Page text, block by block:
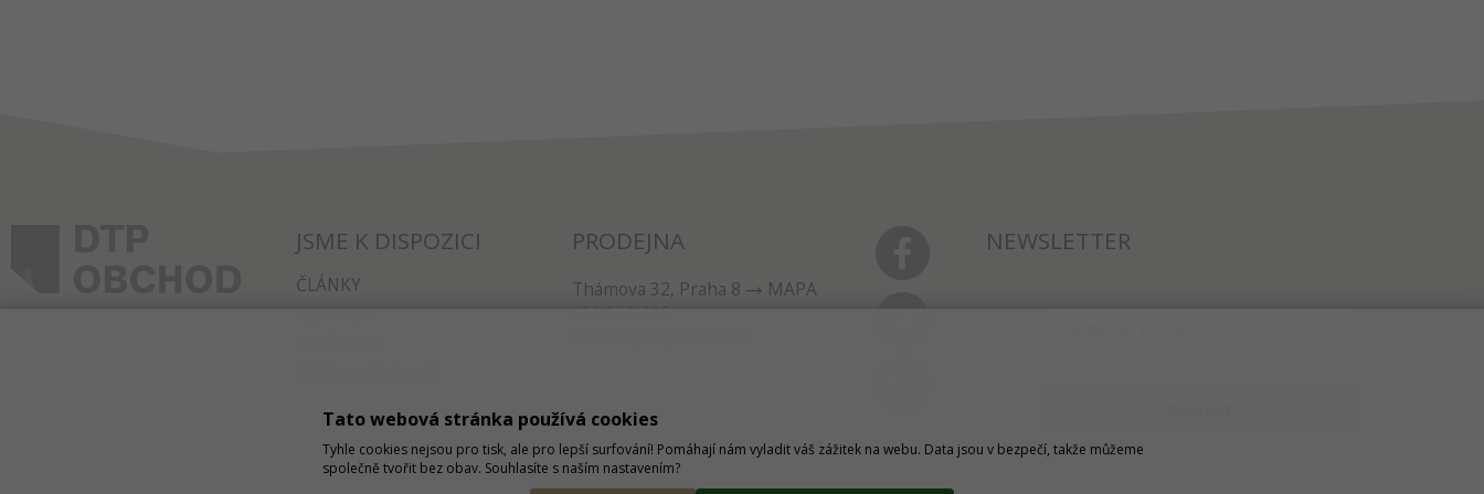
JSME K DISPOZICI
ČLÁNKY
PRODEJNA
Thámova 32, Praha 8
MAPA
233 355 585
NEWSLETTER
Tato webová stránka používá cookies
Tyhle cookies nejsou pro tisk, ale pro lepší surfování! Pomáhají nám vyladit váš zážitek na webu. Data jsou v bezpečí, takže můžeme
společně tvořit bez obav. Souhlasíte s naším nastavením?